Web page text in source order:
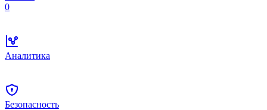
0
Аналитика
Безопасность